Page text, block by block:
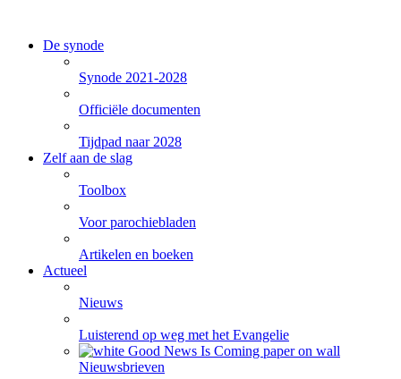
De synode
Synode 2021-2028
Officiële documenten
Tijdpad naar 2028
Zelf aan de slag
Toolbox
Voor parochiebladen
Artikelen en boeken
Actueel
Nieuws
Luisterend op weg met het Evangelie
Nieuwsbrieven